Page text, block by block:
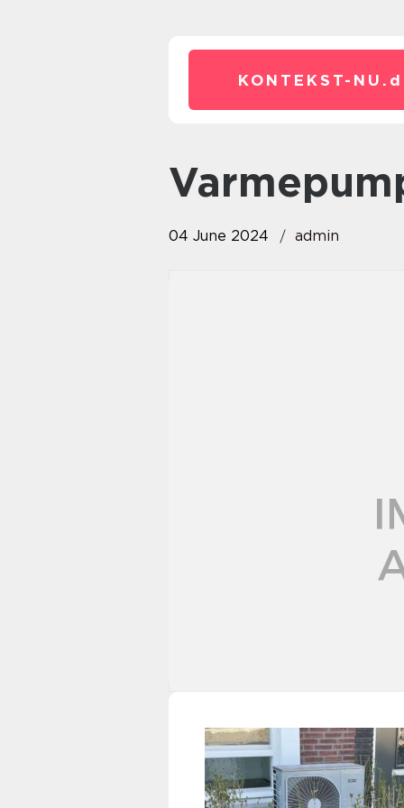
KONTEKST-NU.
04 June 2024 admin